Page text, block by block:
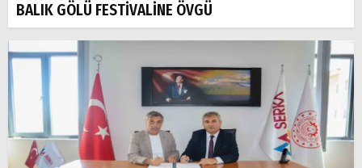
BALIK GÖLÜ FESTİVALİNE ÖVGÜ